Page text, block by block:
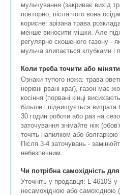
мульчування (закриває вихід
повторно, після чого вона
корисне: зрізана трава
менше виносити мішки. Але
регулярно скошеного газону -
мульча злипається клубками і
Коли треба точити або
Ознаки тупого ножа: трава
нерівні рвані краї), газон має
косіння (порвані кінці
більше і підвищується витрата
30 годин роботи або раз на
заточування знімайте ніж
точіть напилком або болгаркою
Після 3-4 заточувань -
небезпечним.
Чи потрібна самохідність
Уточніть у продавця: L 4610S у
несамохідною або самохідною